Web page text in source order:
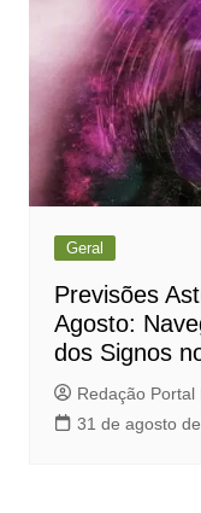
Geral
Previsões
Agosto:
dos Signos
Redação Portal
31 de agosto